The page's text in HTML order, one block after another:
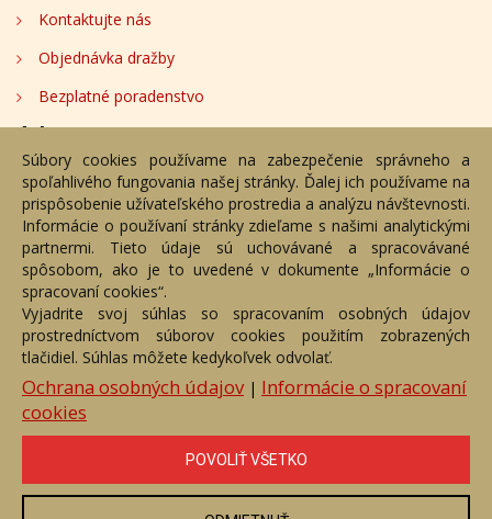
Kontaktujte nás
Objednávka dražby
Bezplatné poradenstvo
Adresa
Nižný Hrušov 333, 094 22, Slovenská republika
+421 905 356 921
+421 905 959 101
dartesro@dartesro.sk
Hlavná stránka Aukčný katalóg
Objednávka dražby
Termíny aukcií
Online Aukcia
DARTE AUKČNÁ SPOLOČNOSŤ s.r.o. © 2007 - 2026
Akékoľvek používanie obrazových a textových súčastí tejto stránky je
podmienené výslovným súhlasom jej vlastníka. Všetky práva sú
vyhradené.
Súbory cookies používame na zabezpečenie správneho a
spoľahlivého fungovania našej stránky. Ďalej ich používame na
prispôsobenie užívateľského prostredia a analýzu návštevnosti.
Informácie o používaní stránky zdieľame s našimi analytickými
partnermi. Tieto údaje sú uchovávané a spracovávané
spôsobom, ako je to uvedené v dokumente „Informácie o
spracovaní cookies“.
Vyjadrite svoj súhlas so spracovaním osobných údajov
prostredníctvom súborov cookies použitím zobrazených
tlačidiel. Súhlas môžete kedykoľvek odvolať.
Ochrana osobných údajov| Informácie o spracovaní
cookies
POVOLIŤ VŠETKO